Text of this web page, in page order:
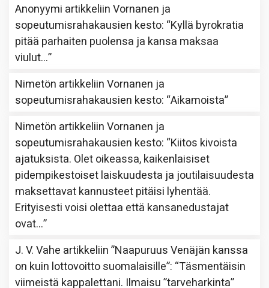
Anonyymi artikkeliinVornanen ja
sopeutumisrahakausien kesto: “Kyllä byrokratia
pitää parhaiten puolensa ja kansa maksaa
viulut…”
Nimetön artikkeliinVornanen ja
sopeutumisrahakausien kesto: “Aikamoista”
Nimetön artikkeliinVornanen ja
sopeutumisrahakausien kesto: “Kiitos kivoista
ajatuksista. Olet oikeassa, kaikenlaisiset
pidempikestoiset laiskuudesta ja joutilaisuudesta
maksettavat kannusteet pitäisi lyhentää.
Erityisesti voisi olettaa että kansanedustajat
ovat…”
J. V. Vahe artikkeliin”Naapuruus Venäjän kanssa
on kuin lottovoitto suomalaisille”: “Täsmentäisin
viimeistä kappalettani. Ilmaisu ”tarveharkinta”